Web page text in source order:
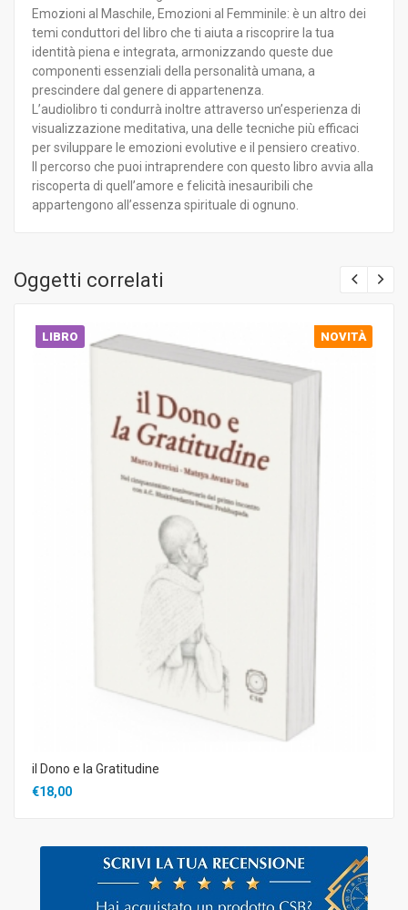
Emozioni al Maschile, Emozioni al Femminile: è un altro dei
temi conduttori del libro che ti aiuta a riscoprire la tua
identità piena e integrata, armonizzando queste due
componenti essenziali della personalità umana, a
prescindere dal genere di appartenenza.
L’audiolibro ti condurrà inoltre attraverso un’esperienza di
visualizzazione meditativa, una delle tecniche più efficaci
per sviluppare le emozioni evolutive e il pensiero creativo.
Il percorso che puoi intraprendere con questo libro avvia alla
riscoperta di quell’amore e felicità inesauribili che
appartengono all’essenza spirituale di ognuno.
Oggetti correlati
LIBRO NOVITÀ
il Dono e la Gratitudine
€18,00